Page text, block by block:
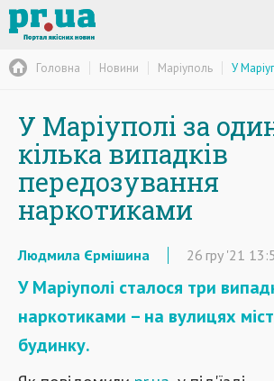
Головна Новини Маріуполь У
У Маріуполі за
кілька випадків
передозування
наркотиками
Людмила Єрмішина 26 гру '21
У Маріуполі сталося три
наркотиками – на вулицях
будинку.